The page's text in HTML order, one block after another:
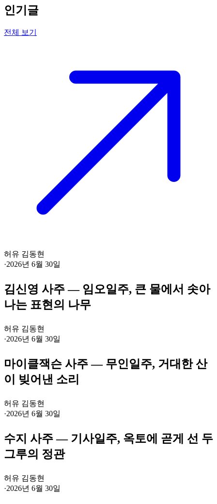
인기글
전체 보기
허유 김동현
·2026년 6월 30일
김신영 사주 — 임오일주, 큰 물에서 솟아
나는 표현의 나무
허유 김동현
·2026년 6월 30일
마이클잭슨 사주 — 무인일주, 거대한 산
이 빚어낸 소리
허유 김동현
·2026년 6월 30일
수지 사주 — 기사일주, 옥토에 곧게 선 두
그루의 정관
허유 김동현
·2026년 6월 30일